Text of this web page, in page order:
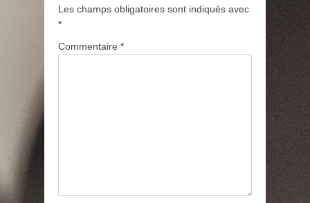
Les champs obligatoires sont indiqués avec
*
Commentaire *